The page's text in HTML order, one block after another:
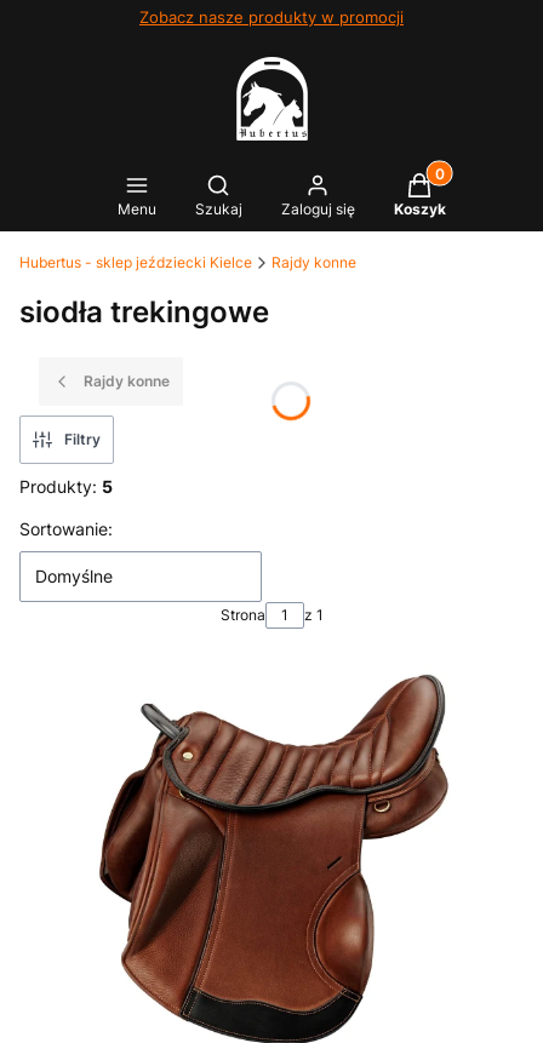
Zobacz nasze produkty w promocji
Menu
Otwórz wyszukiwarkę
Szukaj Zaloguj się
Produkty w
Koszyk
Hubertus - sklep jeździecki Kielce Rajdy konne
siodła trekingowe
Rajdy konne
Filtry
Produkty: 5
Lista produktów
Sortowanie:
Domyślne
Strona z 1